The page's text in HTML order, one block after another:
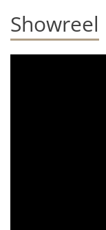
Showreel